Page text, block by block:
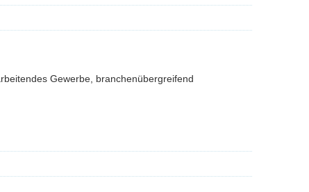
Gewerbe, branchenübergreifend